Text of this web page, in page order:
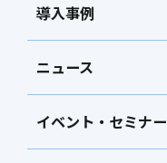
導入事例
ニュース
イベント・セミナー